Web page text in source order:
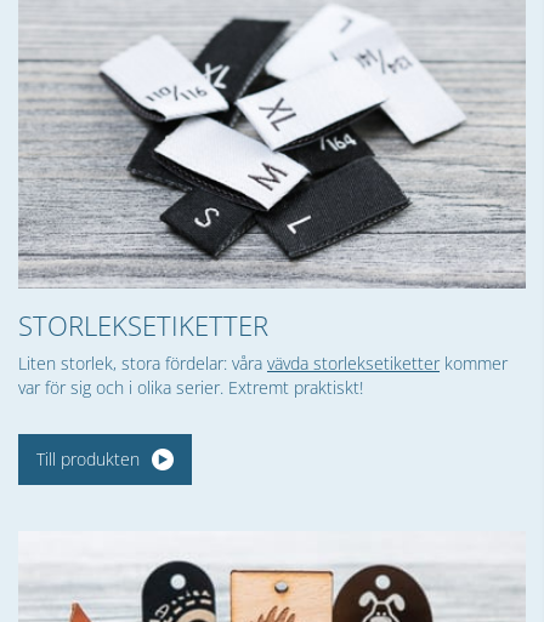
STORLEKSETIKETTER
Liten storlek, stora fördelar: våra vävda storleksetiketter kommer
var för sig och i olika serier. Extremt praktiskt!
Till produkten